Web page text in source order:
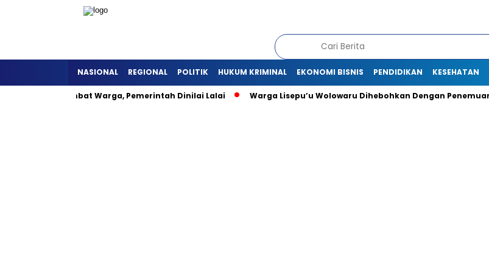
NASIONAL REGIONAL POLITIK HUKUM KRIMINAL EKONOMI BISNIS PENDIDIKAN KESEHATAN
Detukeli Hambat Warga, Pemerintah Dinilai Lalai Warga Lisepu’u Wolowaru Dihebohkan Dengan